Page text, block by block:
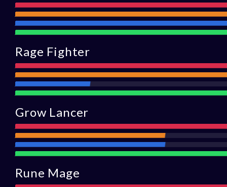
Atak
Zasięg
Obrona
Wsparcie
Rage Fighter
Atak
Zasięg
Obrona
Wsparcie
Grow Lancer
Atak
Zasięg
Obrona
Wsparcie
Rune Mage